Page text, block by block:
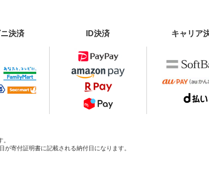
決済 ID決済 キャリア
寄付証明書に記載される納付日になります。